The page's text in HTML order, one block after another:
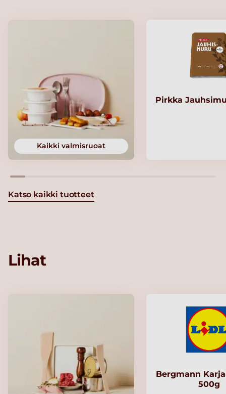
Kaikki valmisruoat
Pirkka
Katso kaikki tuotteet
Lihat
Bergmann
500g